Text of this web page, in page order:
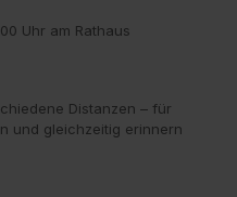
Uhr am Rathaus
Distanzen – für
und gleichzeitig erinnern